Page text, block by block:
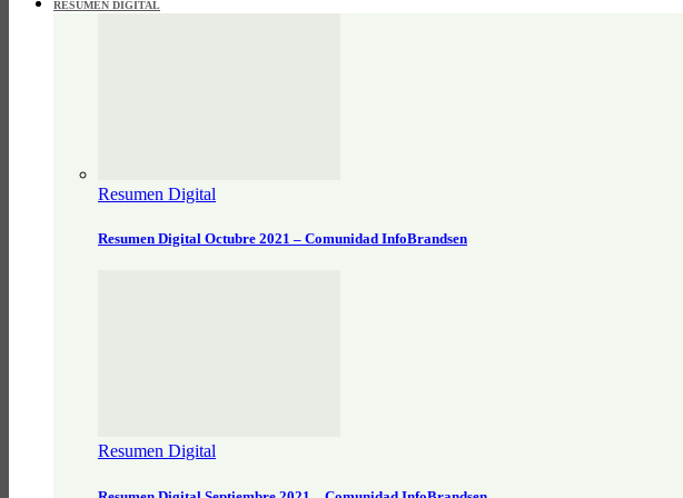
RESUMEN DIGITAL
Resumen Digital
Resumen Digital Octubre 2021 – Comunidad InfoBrandsen
Resumen Digital